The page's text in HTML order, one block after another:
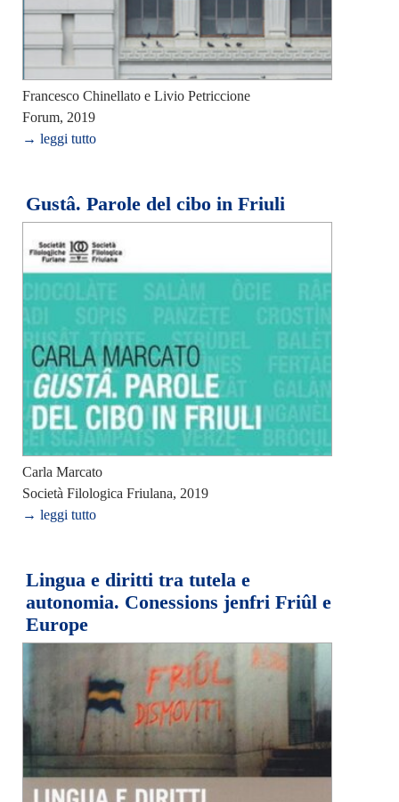
Francesco Chinellato e Livio Petriccione
Forum, 2019
→ leggi tutto
Gustâ. Parole del cibo in Friuli
Carla Marcato
Società Filologica Friulana, 2019
→ leggi tutto
Lingua e diritti tra tutela e
autonomia. Conessions jenfri Friûl e
Europe